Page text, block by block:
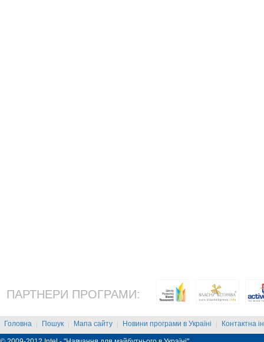
ПАРТНЕРИ ПРОГРАМИ:
Головна | Пошук | Мапа сайту | Новини програми в Україні | Контактна